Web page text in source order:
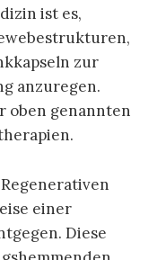
ist es,
zur
anzuregen.
oben genannten
einer
Diese